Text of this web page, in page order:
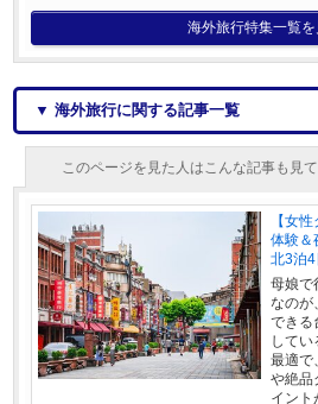
海外旅行特集一覧を
▼ 海外旅行に関する記事一覧
このページを見た人はこんな記事も見
【女
体験＆
北3泊4
母娘で
なのが
できる
してい
最適で
や絶品
イント